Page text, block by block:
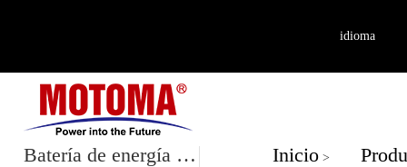
idioma
Batería de energía de alto voltaje Inicio >